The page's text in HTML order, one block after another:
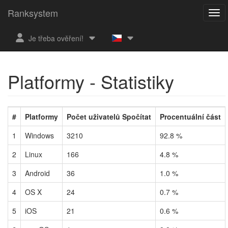
Ranksystem
Je třeba ověření!
Platformy - Statistiky
# Platformy Počet uživatelů Spočítat
Procentuální část
1
Windows 3210
92.8 %
2
Linux 166
4.8 %
3
Android 36
1.0 %
4
OS X 24
0.7 %
5
iOS 21
0.6 %